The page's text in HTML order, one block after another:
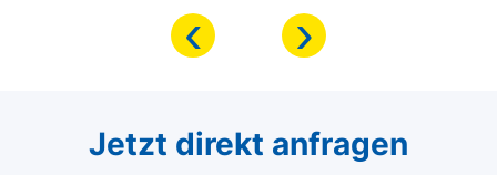
‹ ›
Jetzt direkt anfragen